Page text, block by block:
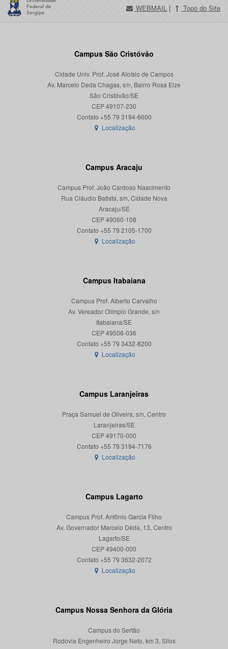
WEBMAIL | Topo do Site
Campus São Cristóvão
Cidade Univ. Prof. José Aloísio de Campos
Av. Marcelo Deda Chagas, s/n, Bairro Rosa Elze
São Cristóvão/SE
CEP 49107-230
Localização
Campus Aracaju
Campus Prof. João Cardoso Nascimento
Rua Cláudio Batista, s/n, Cidade Nova
Aracaju/SE
CEP 49060-108
Localização
Campus Itabaiana
Campus Prof. Alberto Carvalho
Av. Vereador Olímpio Grande, s/n
Itabaiana/SE
CEP 49506-036
Localização
Campus Laranjeiras
Praça Samuel de Oliveira, s/n, Centro
Laranjeiras/SE
CEP 49170-000
Localização
Campus Lagarto
Campus Prof. Antônio Garcia Filho
Av. Governador Marcelo Déda, 13, Centro
Lagarto/SE
CEP 49400-000
Localização
Campus Nossa Senhora da Glória
Campus do Sertão
Rodovia Engenheiro Jorge Neto, km 3, Silos